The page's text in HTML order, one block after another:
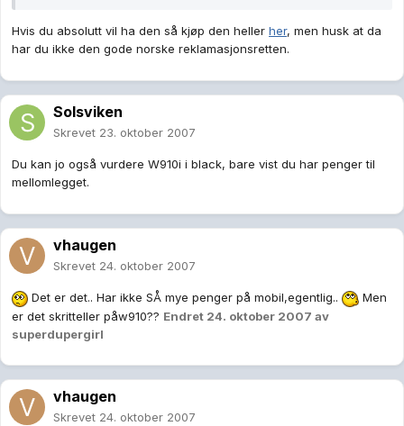
Hvis du absolutt vil ha den så kjøp den heller her, men husk at da
har du ikke den gode norske reklamasjonsretten.
Solsviken
Skrevet 23. oktober 2007
Du kan jo også vurdere W910i i black, bare vist du har penger til
mellomlegget.
vhaugen
Skrevet 24. oktober 2007
Det er det.. Har ikke SÅ mye penger på mobil,egentlig..
Men
er det skritteller påw910?? Endret 24. oktober 2007 av
superdupergirl
vhaugen
Skrevet 24. oktober 2007